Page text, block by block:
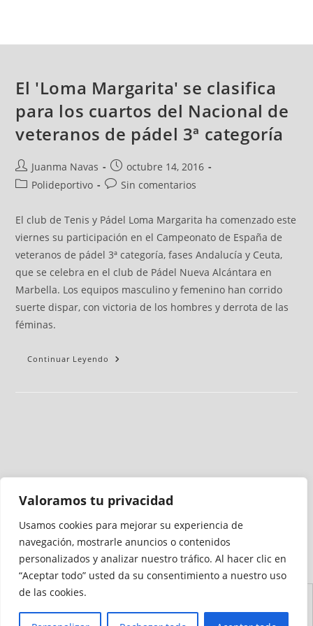
Valoramos tu privacidad
Usamos cookies para mejorar su experiencia de
navegación, mostrarle anuncios o contenidos
personalizados y analizar nuestro tráfico. Al hacer clic en
“Aceptar todo” usted da su consentimiento a nuestro uso
de las cookies.
El 'Loma Margarita' se clasifica
para los cuartos del Nacional de
veteranos de pádel 3ª categoría
Juanma Navas
octubre 14, 2016
Polideportivo
Sin comentarios
El club de Tenis y Pádel Loma Margarita ha comenzado este
viernes su participación en el Campeonato de España de
veteranos de pádel 3ª categoría, fases Andalucía y Ceuta,
que se celebra en el club de Pádel Nueva Alcántara en
Marbella. Los equipos masculino y femenino han corrido
suerte dispar, con victoria de los hombres y derrota de las
féminas.
Continuar Leyendo
Medio auditado por